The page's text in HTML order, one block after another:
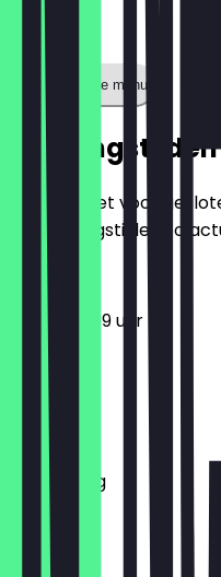
Toon volledige menu
Openingstijden
Zodat je niet voor
de openingstijden zo
12:00 - 23:59 uur
Maandag
Dinsdag
Woensdag
Donderdag
Vrijdag
Zaterdag
Zondag